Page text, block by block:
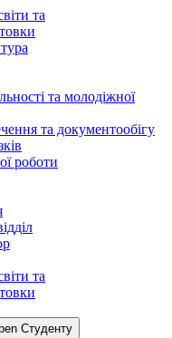
та
та молодіжної
та документообігу
роботи
та
Студенту